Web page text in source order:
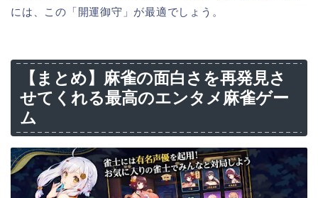
には、この「開運御守」が最適でしょう。
【まとめ】麻雀の面白さを再発見さ
せてくれる最高のエンタメ麻雀ゲー
ム